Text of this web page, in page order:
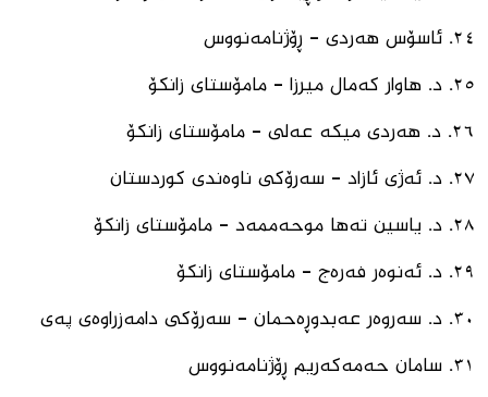
٢٤. ⁠ئاسۆس هەردی - ڕۆژنامەنووس
٢٥. ⁠د. هاوار كەمال میرزا - مامۆستای زانكۆ
٢٦. ⁠د. هەردی میكە عەلی - مامۆستای زانكۆ
٢٧. ⁠د. ئەژی ئازاد - سەرۆكی ناوەندی كوردستان
٢٨. ⁠د. یاسین تەها موحەممەد - مامۆستای زانكۆ
٢٩. ⁠د. ئەنوەر فەرەج - مامۆستای زانكۆ
٣٠. د. سەروەر عەبدوڕەحمان - سەرۆكی دامەزراوەی پەی
٣١. ⁠سامان حەمەكەریم ڕۆژنامەنووس